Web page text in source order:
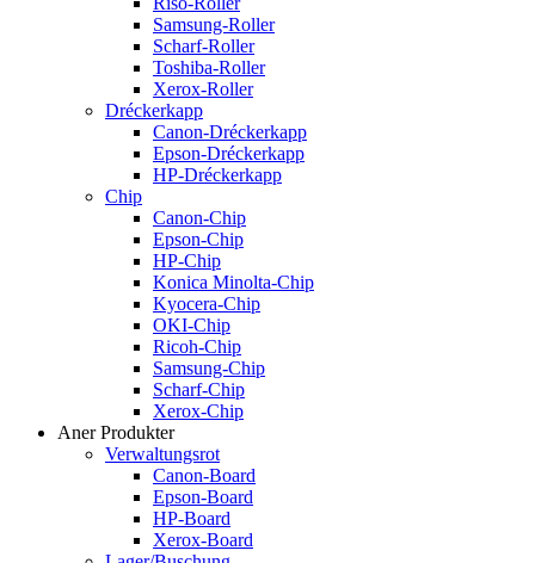
Samsung-Roller
Scharf-Roller
Toshiba-Roller
Xerox-Roller
Dréckerkapp
Canon-Dréckerkapp
Epson-Dréckerkapp
HP-Dréckerkapp
Chip
Canon-Chip
Epson-Chip
HP-Chip
Konica Minolta-Chip
Kyocera-Chip
OKI-Chip
Ricoh-Chip
Samsung-Chip
Scharf-Chip
Xerox-Chip
Aner Produkter
Verwaltungsrot
Canon-Board
Epson-Board
HP-Board
Xerox-Board